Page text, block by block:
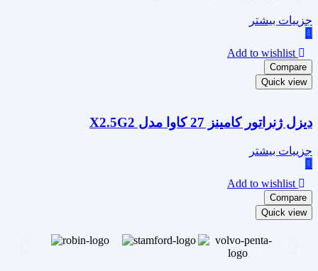
جزییات بیشتر
Add to wishlist
Compare
Quick view
دیزل ژنراتور کامینز 27 کاوا مدل X2.5G2
جزییات بیشتر
Add to wishlist
Compare
Quick view